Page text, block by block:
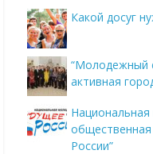
Какой досуг
“Молодежный
активная
общественная
России”